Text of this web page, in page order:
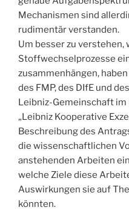
Mechanismen sind
rudimentär verstanden.
Um besser zu verstehen,
Stoffwechselprozesse
zusammenhängen,
des FMP, des DIfE und
Leibniz-Gemeinschaft im
„Leibniz Kooperative
Beschreibung des
die wissenschaftlichen
anstehenden Arbeiten
welche Ziele diese
Auswirkungen sie auf
könnten.